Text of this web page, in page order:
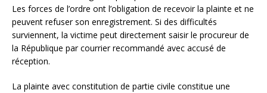
Les forces de l’ordre ont l’obligation de recevoir la plainte et ne
peuvent refuser son enregistrement. Si des difficultés
surviennent, la victime peut directement saisir le procureur de
la République par courrier recommandé avec accusé de
réception.
La plainte avec constitution de partie civile constitue une